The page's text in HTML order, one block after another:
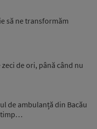
să ne transformăm
de ori, până când nu
de ambulanță din Bacău
timp…